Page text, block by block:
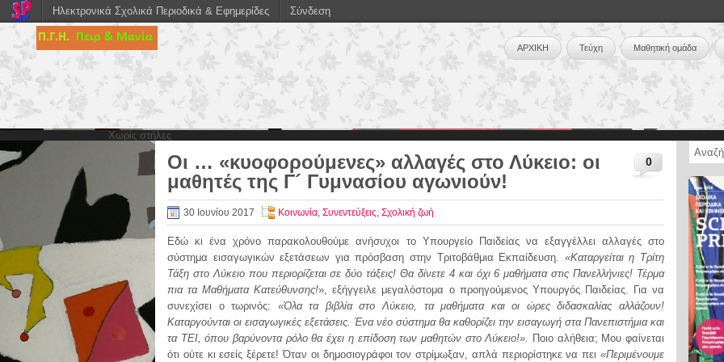
ΑΡΧΙΚΗ Τεύχη Μαθητική ομάδα
Χωρίς στήλες
0
Oι … «κυοφορούμενες» αλλαγές στο Λύκειο: οι
μαθητές της Γ´ Γυμνασίου αγωνιούν!
30 Ιουνίου 2017 Κοινωνία, Συνεντεύξεις, Σχολική ζωή
Εδώ κι ένα χρόνο παρακολουθούμε ανήσυχοι το Υπουργείο Παιδείας να εξαγγέλλει αλλαγές στο
σύστημα εισαγωγικών εξετάσεων για πρόσβαση στην Τριτοβάθμια Εκπαίδευση. «Καταργείται η Τρίτη
Τάξη στο Λύκειο που περιορίζεται σε δύο τάξεις! Θα δίνετε 4 και όχι 6 μαθήματα στις Πανελλήνιες! Τέρμα
πια τα Μαθήματα Κατεύθυνσης!», εξήγγειλε μεγαλόστομα ο προηγούμενος Υπουργός Παιδείας. Για να
συνεχίσει ο τωρινός: «Όλα τα βιβλία στο Λύκειο, τα μαθήματα και οι ώρες διδασκαλίας αλλάζουν!
Καταργούνται οι εισαγωγικές εξετάσεις. Ένα νέο σύστημα θα καθορίζει την εισαγωγή στα Πανεπιστήμια και
τα ΤΕΙ, όπου βαρύνοντα ρόλο θα έχει η επίδοση των μαθητών στο Λύκειο!». Ποιο αλήθεια; Μου φαίνεται
ότι ούτε κι εσείς ξέρετε! Όταν οι δημοσιογράφοι τον στρίμωξαν, απλά περιορίστηκε να πει «Περιμένουμε
Ηλεκτρονικά Σχολικά Περιοδικά & Εφημερίδες Σύνδεση